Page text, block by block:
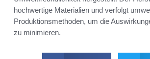
hochwertige Materialien und verfolgt
Produktionsmethoden, um die
zu minimieren.